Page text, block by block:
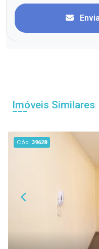
Imóveis Similares
Cód.39628